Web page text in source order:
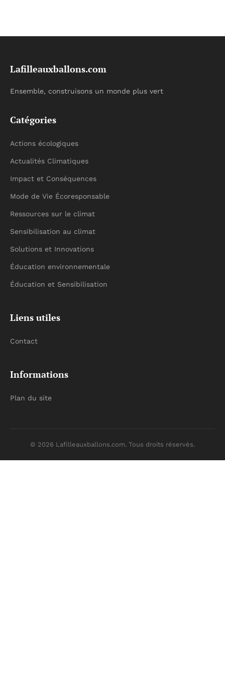
Lafilleauxballons.com
Ensemble, construisons un monde plus vert
Catégories
Actions écologiques
Actualités Climatiques
Impact et Conséquences
Mode de Vie Écoresponsable
Ressources sur le climat
Sensibilisation au climat
Solutions et Innovations
Éducation environnementale
Éducation et Sensibilisation
Liens utiles
Contact
Informations
Plan du site
© 2026 Lafilleauxballons.com. Tous droits réservés.